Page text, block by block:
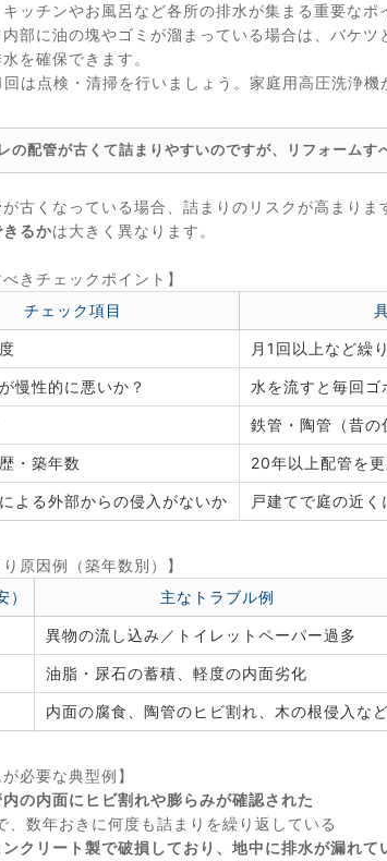
ッチンやお風呂など各所の排水が集まる重要なポ
部に油の塊やゴミが溜まっている場合は、バケ
を確保できます。
は点検・清掃を行いましょう。家庭用高圧洗浄機
の配管が古くて詰まりやすいのですが、リフォームす
が古くなっている場合、詰まりのリスクが高まり
るかは大きく異なります。
べきチェックポイント】
チェック項目
月1回以上など繰
慢性的に悪いか？ 水を流すと毎回
鉄管・陶管（昔の
・築年数 20年以上配管を
よる外部からの侵入がないか 戸建てで庭の近く
り原因例（築年数別）】
主なトラブル例
異物の流し込み／トイレットペーパー過多
油脂・尿石の蓄積、軽度の内面劣化
内面の腐食、陶管のヒビ割れ、木の根侵入など
必要な典型例】
内の内面にヒビ割れや膨らみが確認された
、数年おきに何度も詰まりを繰り返している
ンクリート製で破損しており、地中に排水が漏れて